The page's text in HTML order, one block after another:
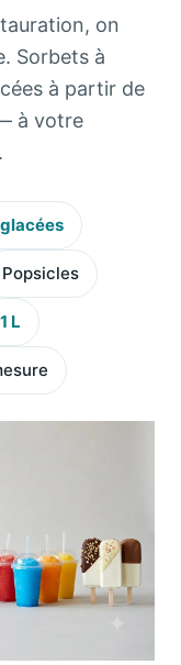
on
Sorbets à
à partir de
à votre
Popsicles
1 L